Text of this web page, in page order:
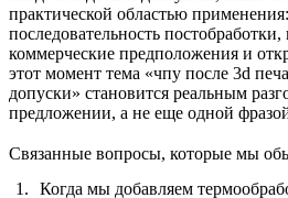
практической областью
последовательность
коммерческие предположения и
этот момент тема «чпу после 3d
допуски» становится реальным
предложении, а не еще одной
Связанные вопросы, которые мы
Когда мы добавляем